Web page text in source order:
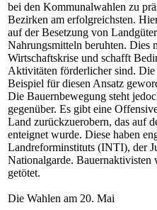
bei den Kommunalwahlen zu
Bezirken am erfolgreichsten.
auf der Besetzung von
Nahrungsmitteln beruhten. Dies
Wirtschaftskrise und schafft
Aktivitäten förderlicher sind.
Beispiel für diesen Ansatz
Die Bauernbewegung steht
gegenüber. Es gibt eine
Land zurückzuerobern, das auf
enteignet wurde. Diese haben
Landreforminstituts (INTI), der
Nationalgarde. Bauernaktivisten
getötet.
Die Wahlen am 20. Mai